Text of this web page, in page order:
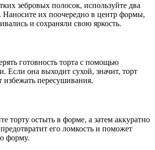
зебровых полосок, используйте два
Наносите их поочередно в центр формы,
и сохраняли свою яркость.
готовность торта с помощью
Если она выходит сухой, значит, торт
пересушивания.
торту остыть в форме, а затем аккуратно
его ломкость и поможет
форму.